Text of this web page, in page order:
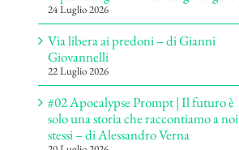
24 Luglio 2026
Via libera ai predoni – di Gianni
Giovannelli
22 Luglio 2026
#02 Apocalypse Prompt | Il futuro è
solo una storia che raccontiamo a noi
stessi – di Alessandro Verna